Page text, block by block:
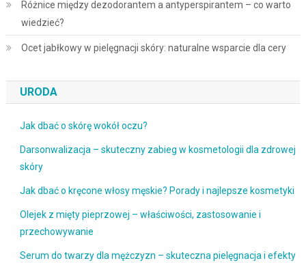
Różnice między dezodorantem a antyperspirantem – co warto
wiedzieć?
Ocet jabłkowy w pielęgnacji skóry: naturalne wsparcie dla cery
URODA
Jak dbać o skórę wokół oczu?
Darsonwalizacja – skuteczny zabieg w kosmetologii dla zdrowej
skóry
Jak dbać o kręcone włosy męskie? Porady i najlepsze kosmetyki
Olejek z mięty pieprzowej – właściwości, zastosowanie i
przechowywanie
Serum do twarzy dla mężczyzn – skuteczna pielęgnacja i efekty